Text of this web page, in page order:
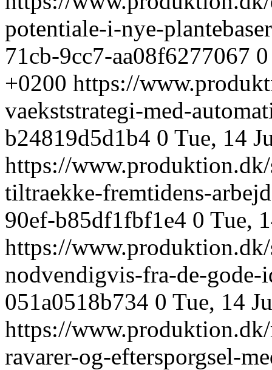
potentiale-i-nye-
71cb-9cc7-aa08f6277067 0
+0200 https://
vaekststrategi-med-
b24819d5d1b4 0 Tue, 14
https://
tiltraekke-fremtidens-
90ef-b85df1fbf1e4 0 Tue,
https://
nodvendigvis-fra-de-gode-
051a0518b734 0 Tue, 14
https://
ravarer-og-eftersporgsel-